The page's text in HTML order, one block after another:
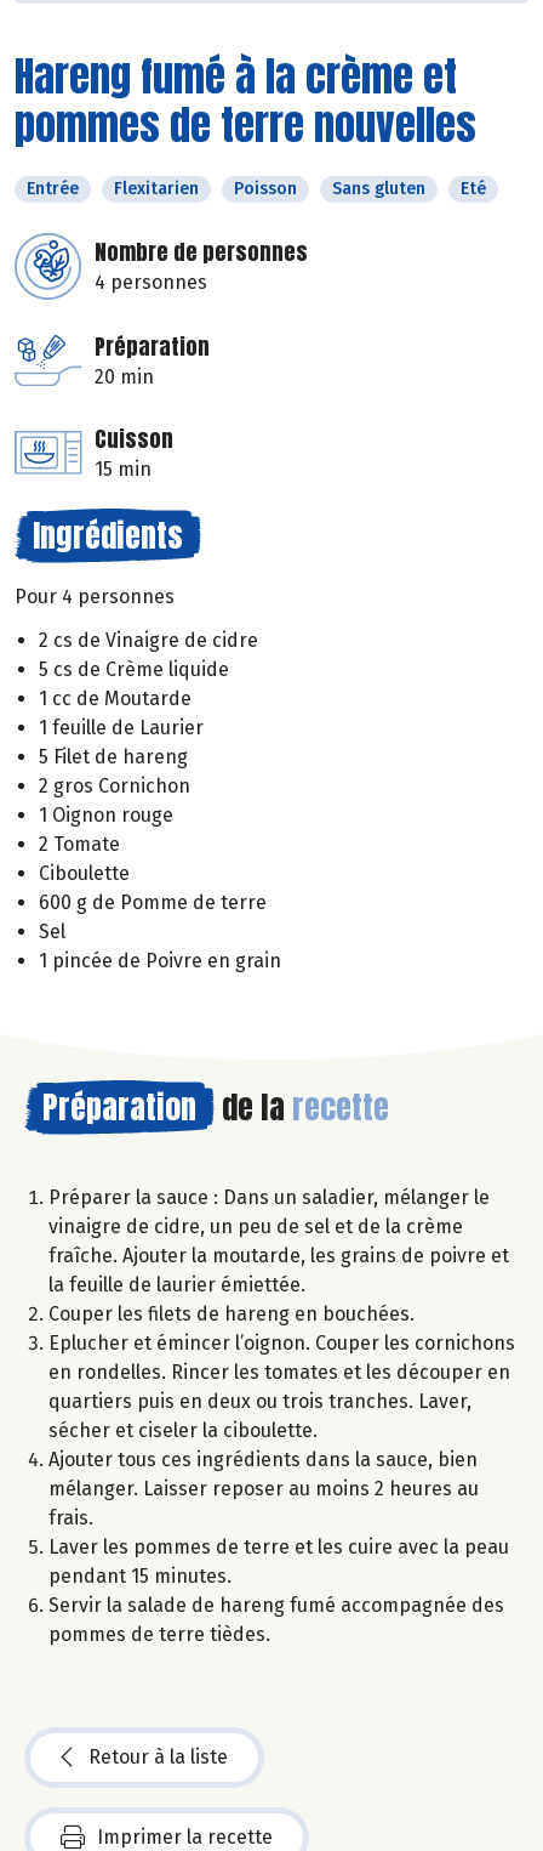
Hareng fumé à la crème et
pommes de terre nouvelles
Entrée Flexitarien Poisson Sans gluten Eté
Nombre de personnes
4 personnes
Préparation
20 min
Cuisson
15 min
Ingrédients
Pour 4 personnes
2 cs de Vinaigre de cidre
5 cs de Crème liquide
1 cc de Moutarde
1 feuille de Laurier
5 Filet de hareng
2 gros Cornichon
1 Oignon rouge
2 Tomate
Ciboulette
600 g de Pomme de terre
Sel
1 pincée de Poivre en grain
Préparation de la recette
Préparer la sauce : Dans un saladier, mélanger le
vinaigre de cidre, un peu de sel et de la crème
fraîche. Ajouter la moutarde, les grains de poivre et
la feuille de laurier émiettée.
Couper les filets de hareng en bouchées.
Eplucher et émincer l’oignon. Couper les cornichons
en rondelles. Rincer les tomates et les découper en
quartiers puis en deux ou trois tranches. Laver,
sécher et ciseler la ciboulette.
Ajouter tous ces ingrédients dans la sauce, bien
mélanger. Laisser reposer au moins 2 heures au
frais.
Laver les pommes de terre et les cuire avec la peau
pendant 15 minutes.
Servir la salade de hareng fumé accompagnée des
pommes de terre tièdes.
Retour à la liste
Imprimer la recette